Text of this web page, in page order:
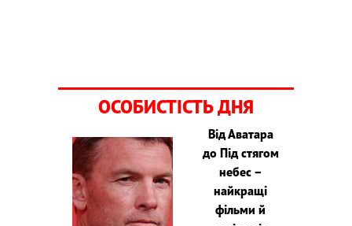
ОСОБИСТІСТЬ ДНЯ
Від Аватара
до Під стягом
небес –
найкращі
фільми й